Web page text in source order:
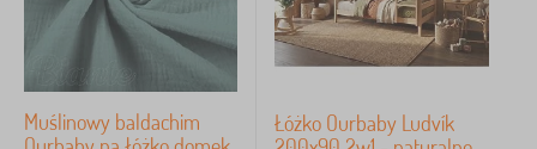
Muślinowy baldachim
Łóżko Ourbaby Ludvík